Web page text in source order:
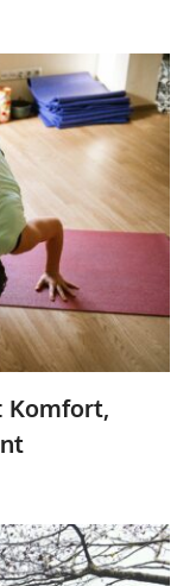
Komfort,